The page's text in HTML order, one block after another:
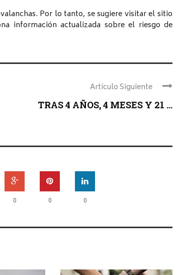
Por lo tanto, se sugiere visitar el sitio
información actualizada sobre el riesgo de
Articulo Siguiente
TRAS 4 AÑOS, 4 MESES Y 21 ...
0 0 0